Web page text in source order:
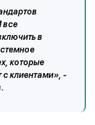
все
в
которые
с клиентами», -